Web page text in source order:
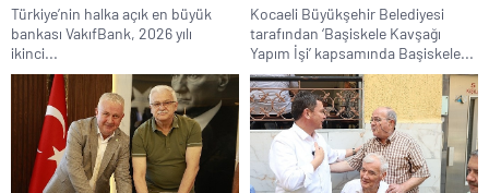
Türkiye’nin halka açık en büyük
bankası VakıfBank, 2026 yılı
ikinci...
Kocaeli Büyükşehir Belediyesi
tarafından ‘Başiskele Kavşağı
Yapım İşi’ kapsamında Başiskele...